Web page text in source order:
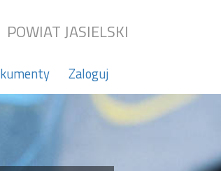
POWIAT JASIELSKI
Zaloguj